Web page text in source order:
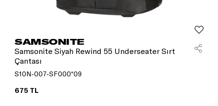
SAMSONITE
Samsonite Siyah Rewind 55 Underseater Sırt
Çantası
S10N-007-SF000*09
675 TL